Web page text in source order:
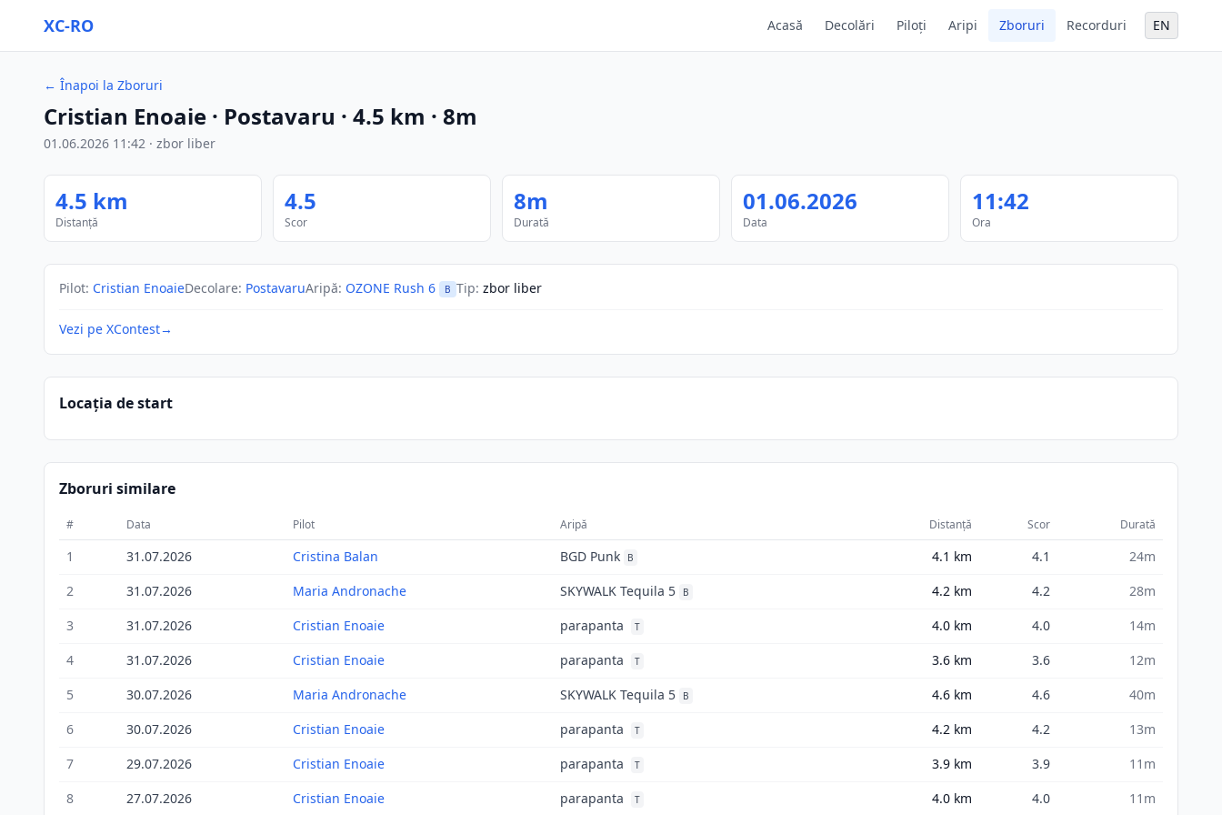
XC-RO Acasă Decolări Piloți Aripi Zboruri Recorduri EN
← Înapoi la Zboruri
Cristian Enoaie · Postavaru · 4.5 km · 8m
01.06.2026 11:42 · zbor liber
4.5 km
Distanță
4.5
Scor
8m
Durată
01.06.2026
Data
11:42
Ora
Pilot: Cristian EnoaieDecolare: PostavaruAripă: OZONE Rush 6 B Tip: zbor liber
Vezi pe XContest→
Locația de start
Zboruri similare
# Data Pilot Aripă Distanță Scor Durată
1 31.07.2026 Cristina Balan BGD Punk B 4.1 km 4.1
24m
2
31.07.2026 Maria Andronache SKYWALK Tequila 5 B 4.2 km 4.2
28m
3
31.07.2026 Cristian Enoaie parapanta T 4.0 km 4.0
14m
4
31.07.2026 Cristian Enoaie parapanta T 3.6 km 3.6
12m
5
30.07.2026 Maria Andronache SKYWALK Tequila 5 B 4.6 km 4.6
40m
6
30.07.2026 Cristian Enoaie parapanta T 4.2 km 4.2
13m
7
29.07.2026 Cristian Enoaie parapanta T 3.9 km 3.9
11m
8
27.07.2026 Cristian Enoaie parapanta T 4.0 km 4.0 11m